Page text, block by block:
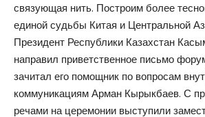
связующая нить. Построим более
единой судьбы Китая и Центральной
Президент Республики Казахстан
направил приветственное письмо
зачитал его помощник по вопросам
коммуникациям Арман Кырыкбаев. С
речами на церемонии выступили